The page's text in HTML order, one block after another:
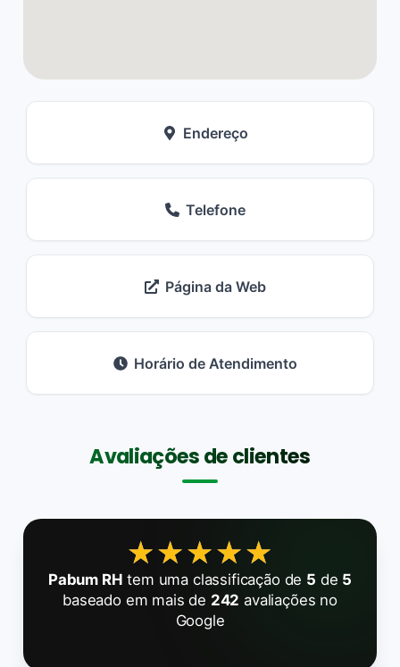
Endereço
Telefone
Página da Web
Horário de Atendimento
Avaliações de clientes
★★★★★
★★★★★
Pabum RH tem uma classificação de 5 de 5
baseado em mais de 242 avaliações no
Google